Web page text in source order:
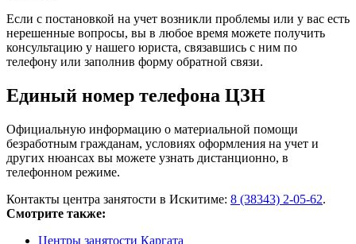
Если с постановкой на учет возникли проблемы или у вас есть
нерешенные вопросы, вы в любое время можете получить
консультацию у нашего юриста, связавшись с ним по
телефону или заполнив форму обратной связи.
Единый номер телефона ЦЗН
Официальную информацию о материальной помощи
безработным гражданам, условиях оформления на учет и
других нюансах вы можете узнать дистанционно, в
телефонном режиме.
Контакты центра занятости в Искитиме: 8 (38343) 2-05-62.
Смотрите также:
Центры занятости Каргата